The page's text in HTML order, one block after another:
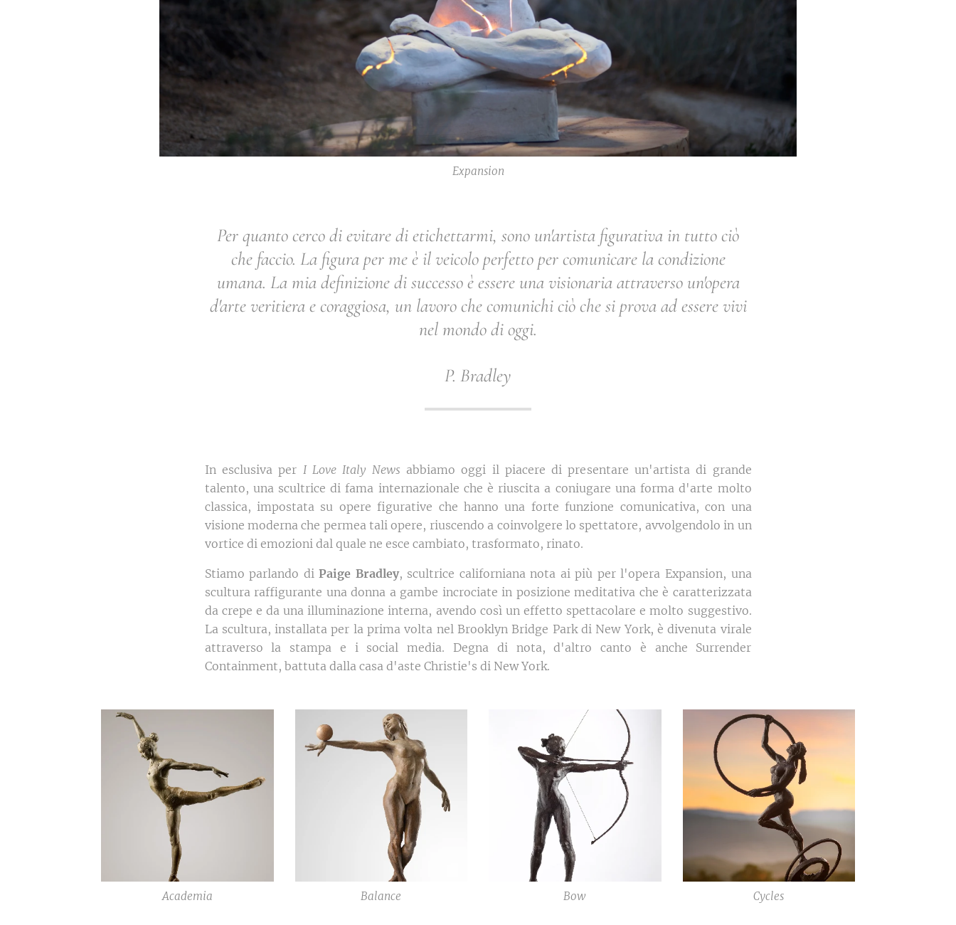
Expansion
Per quanto cerco di evitare di etichettarmi, sono un'artista figurativa in tutto ciò
che faccio. La figura per me è il veicolo perfetto per comunicare la condizione
umana. La mia definizione di successo è essere una visionaria attraverso un'opera
d'arte veritiera e coraggiosa, un lavoro che comunichi ciò che si prova ad essere vivi
nel mondo di oggi.
P. Bradley
In esclusiva per I Love Italy News abbiamo oggi il piacere di presentare un'artista di grande
talento, una scultrice di fama internazionale che è riuscita a coniugare una forma d'arte molto
classica, impostata su opere figurative che hanno una forte funzione comunicativa, con una
visione moderna che permea tali opere, riuscendo a coinvolgere lo spettatore, avvolgendolo in un
vortice di emozioni dal quale ne esce cambiato, trasformato, rinato.
Stiamo parlando diPaige Bradley, scultrice californiana nota ai più per l'opera Expansion, una
scultura raffigurante una donna a gambe incrociate in posizione meditativa che è caratterizzata
da crepe e da una illuminazione interna, avendo così un effetto spettacolare e molto suggestivo.
La scultura, installata per la prima volta nel Brooklyn Bridge Park di New York, è divenuta virale
attraverso la stampa e i social media. Degna di nota, d'altro canto è anche Surrender
Containment, battuta dalla casa d'aste Christie's di New York.
Academia Balance Bow Cycles